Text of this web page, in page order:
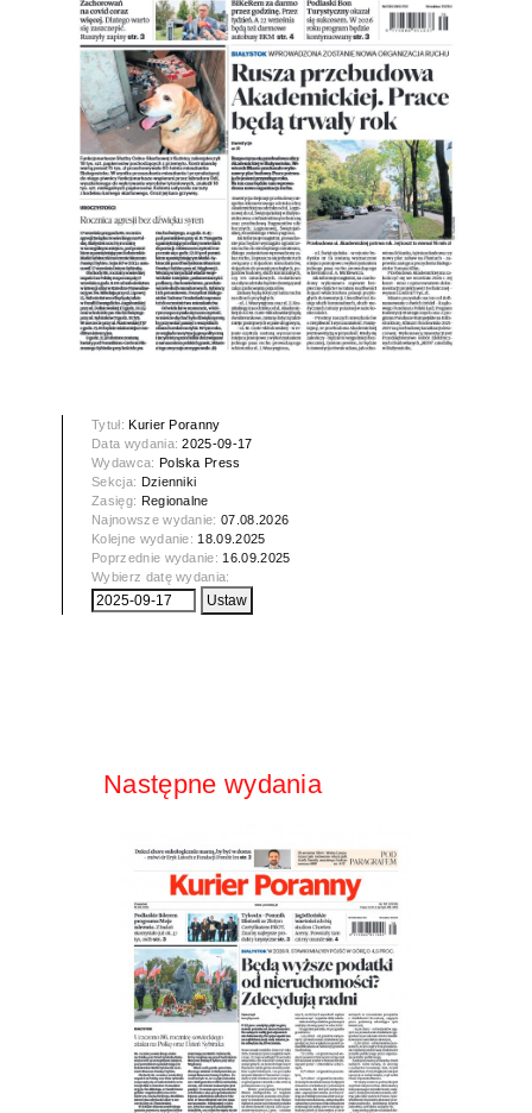
Tytuł: Kurier Poranny
Data wydania:2025-09-17
Wydawca: Polska Press
Sekcja: Dzienniki
Zasięg: Regionalne
Najnowsze wydanie:07.08.2026
Kolejne wydanie: 18.09.2025
Poprzednie wydanie: 16.09.2025
Wybierz datę wydania:
Następne wydania